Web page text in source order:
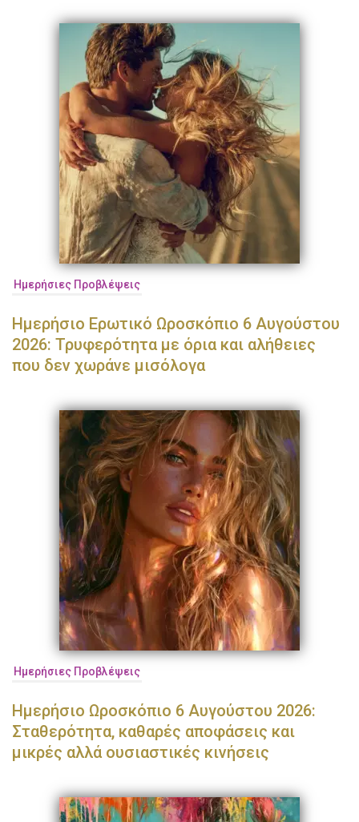
Ημερήσιες Προβλέψεις
Ημερήσιο Ερωτικό Ωροσκόπιο 6 Αυγούστου
2026: Τρυφερότητα με όρια και αλήθειες
που δεν χωράνε μισόλογα
Ημερήσιες Προβλέψεις
Ημερήσιο Ωροσκόπιο 6 Αυγούστου 2026:
Σταθερότητα, καθαρές αποφάσεις και
μικρές αλλά ουσιαστικές κινήσεις